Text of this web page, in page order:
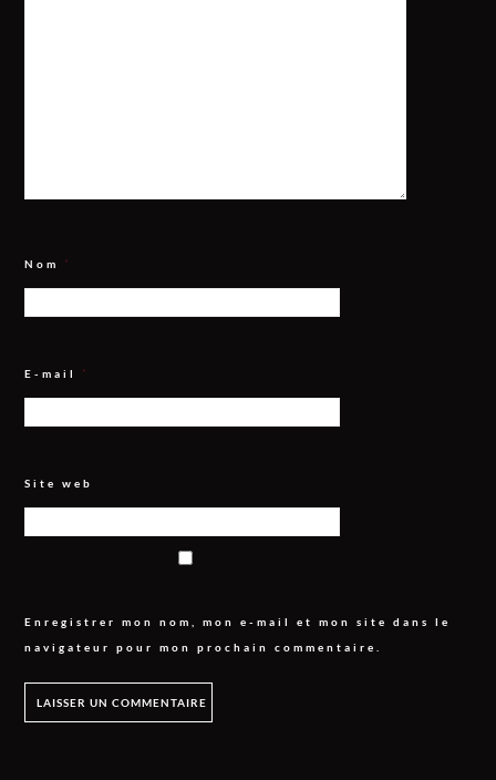
Nom *
E-mail *
Site web
Enregistrer mon nom, mon e-mail et mon site dans le
navigateur pour mon prochain commentaire.